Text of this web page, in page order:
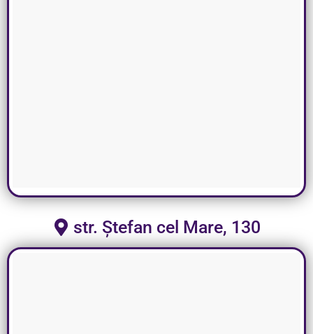
str. Ștefan cel Mare, 130